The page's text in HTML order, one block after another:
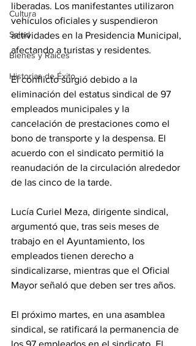
Cultura
Salud
Bienes y Raíces
Historias de Éxito
liberadas. Los manifestantes utilizaron
vehículos oficiales y suspendieron
actividades en la Presidencia Municipal,
afectando a turistas y residentes.
El conflicto surgió debido a la
eliminación del estatus sindical de 97
empleados municipales y la
cancelación de prestaciones como el
bono de transporte y la despensa. El
acuerdo con el sindicato permitió la
reanudación de la circulación alrededor
de las cinco de la tarde.
Lucía Curiel Meza, dirigente sindical,
argumentó que, tras seis meses de
trabajo en el Ayuntamiento, los
empleados tienen derecho a
sindicalizarse, mientras que el Oficial
Mayor señaló que deben ser tres años.
El próximo martes, en una asamblea
sindical, se ratificará la permanencia de
los 97 empleados en el sindicato. El